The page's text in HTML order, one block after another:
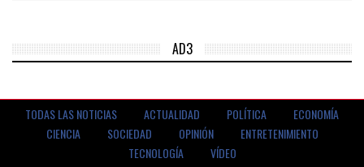
AD3
TODAS LAS NOTICIAS ACTUALIDAD POLÍTICA
ECONOMÍA
CIENCIA
SOCIEDAD OPINIÓN
ENTRETENIMIENTO
TECNOLOGÍA
VÍDEO